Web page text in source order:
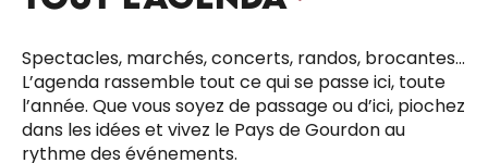
Spectacles, marchés, concerts, randos, brocantes…
L’agenda rassemble tout ce qui se passe ici, toute
l’année. Que vous soyez de passage ou d’ici, piochez
dans les idées et vivez le Pays de Gourdon au
rythme des événements.